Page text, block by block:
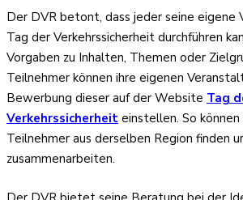
Der DVR betont, dass jeder seine eigene
Tag der Verkehrssicherheit durchführen
Vorgaben zu Inhalten, Themen oder
Teilnehmer können ihre eigenen
Bewerbung dieser auf der Website Tag
Verkehrssicherheit einstellen. So können
Teilnehmer aus derselben Region finden
zusammenarbeiten.